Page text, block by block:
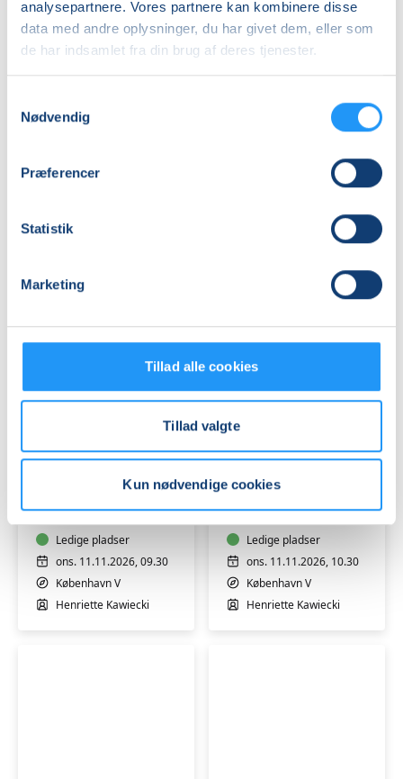
analysepartnere. Vores partnere kan kombinere disse
data med andre oplysninger, du har givet dem, eller som
de har indsamlet fra din brug af deres tjenester.
Nødvendig
Præferencer
Statistik
Marketing
Tillad alle cookies
Tillad valgte
Kun nødvendige cookies
Babysvømning
5-
mdr.
Ledige pladser
København V
Babysvømning
Viola Klarskov Jensen
Babysvømning
7
mdr.
Ledige pladser
ons. 11.11.2026, 09.30
København V
Henriette Kawiecki
Babysvømning
5-
7
mdr.
Ledige pladser
ons. 11.11.2026, 10.30
København V
Henriette Kawiecki